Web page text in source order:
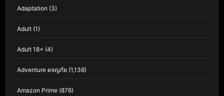
Adaptation (3)
Adult (1)
Adult 18+ (4)
Adventure ผจญภัย (1,138)
Amazon Prime (876)